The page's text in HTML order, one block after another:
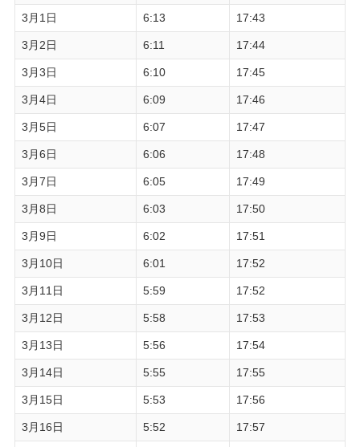
3月1日 6:13 17:43
3月2日 6:11 17:44
3月3日 6:10 17:45
3月4日 6:09 17:46
3月5日 6:07 17:47
3月6日 6:06 17:48
3月7日 6:05 17:49
3月8日 6:03 17:50
3月9日 6:02 17:51
3月10日 6:01 17:52
3月11日 5:59 17:52
3月12日 5:58 17:53
3月13日 5:56 17:54
3月14日 5:55 17:55
3月15日 5:53 17:56
3月16日 5:52 17:57